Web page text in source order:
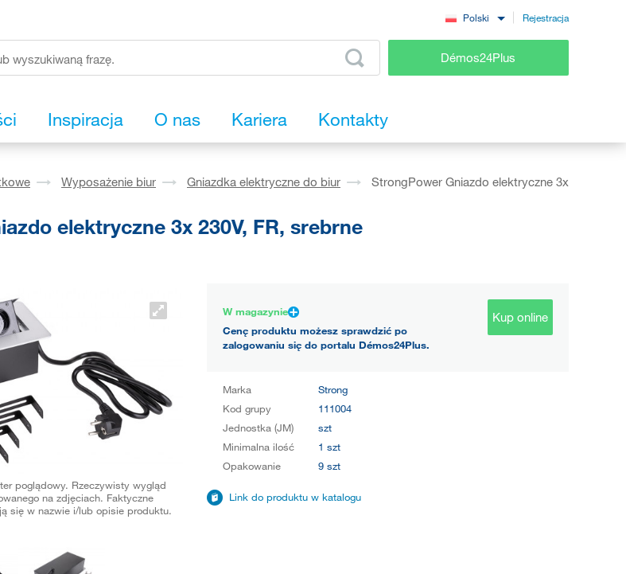
Polski Rejestracja
Démos24Plus
Inspiracja O nas Kariera Kontakty
Wyposażenie biur Gniazdka elektryczne do biur
StrongPower Gniazdo elektryczne 3x
elektryczne 3x 230V, FR, srebrne
poglądowy. Rzeczywisty wygląd
na zdjęciach. Faktyczne
się w nazwie i/lub opisie produktu.
W magazynie
Cenę produktu możesz sprawdzić po
zalogowaniu się do portalu Démos24Plus.
Kup online
Marka
Strong
Kod grupy
111004
Jednostka (JM)
szt
Minimalna ilość
1 szt
Opakowanie
9 szt
Link do produktu w katalogu